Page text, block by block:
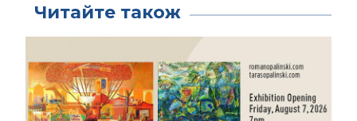
Читайте також